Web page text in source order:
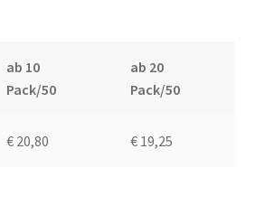
ab 10
Pack/50
ab 20
Pack/50
€ 20,80 € 19,25